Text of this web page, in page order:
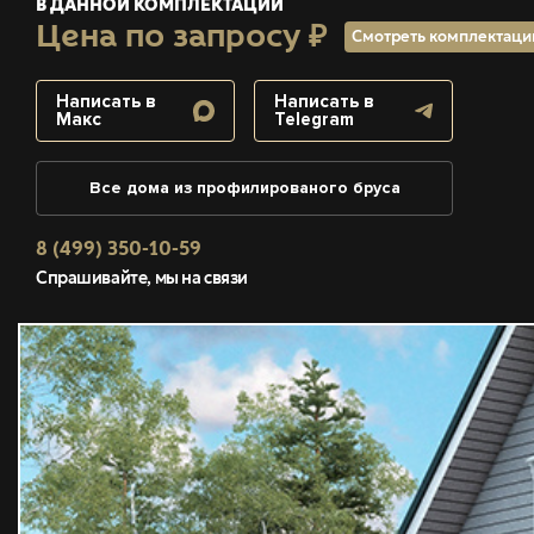
В ДАННОЙ КОМПЛЕКТАЦИИ
Цена по запросу ₽ Смотреть
Написать в
Макс
Написать в
Telegram
Все дома из профилированого бруса
8 (499) 350-10-59
Спрашивайте, мы на связи